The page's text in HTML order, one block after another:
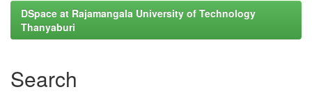
DSpace at Rajamangala University of Technology
Thanyaburi
Search